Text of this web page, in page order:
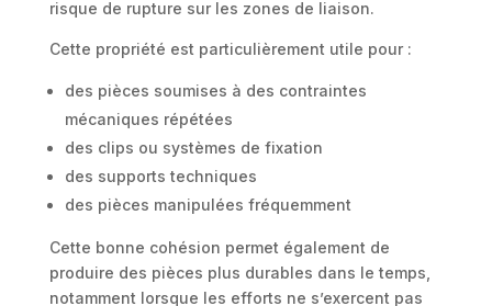
risque de rupture sur les zones de liaison.
Cette propriété est particulièrement utile pour :
des pièces soumises à des contraintes
mécaniques répétées
des clips ou systèmes de fixation
des supports techniques
des pièces manipulées fréquemment
Cette bonne cohésion permet également de
produire des pièces plus durables dans le temps,
notamment lorsque les efforts ne s’exercent pas